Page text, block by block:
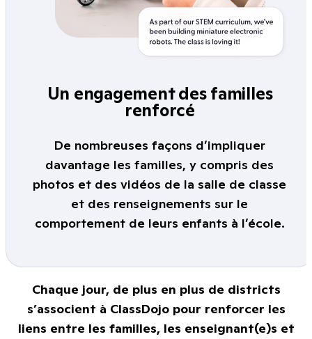
Un engagement des familles
renforcé
De nombreuses façons d’impliquer
davantage les familles, y compris des
photos et des vidéos de la salle de classe
et des renseignements sur le
comportement de leurs enfants à l’école.
Chaque jour, de plus en plus de districts
s’associent à ClassDojo pour renforcer les
liens entre les familles, les enseignant(e)s et